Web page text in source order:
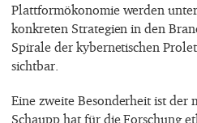
Plattformökonomie werden
konkreten Strategien in den
Spirale der kybernetischen
sichtbar.
Eine zweite Besonderheit ist der
Schaupp hat für die Forschung